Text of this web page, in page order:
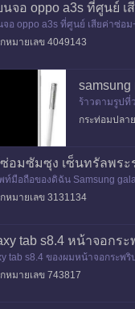
นจอ oppo a3s ที่ศูนย์
จอ oppo a3s ที่ศูนย์ เสียค่าซ่อ
หมายเลข 4049143
ร้าวตามรูปที่
กระท่อมปลา
อมซัมซุง เซ็นทรัลพระ
ท์มือถือของดิฉัน Samsung
ย แต่ยังสามารถ stanb
หมายเลข 3131134
tab s8.4 หน้าจอกระ
tab s8.4 ของผมหน้าจอกระพ
ลั๊กเล่น
หมายเลข 743817